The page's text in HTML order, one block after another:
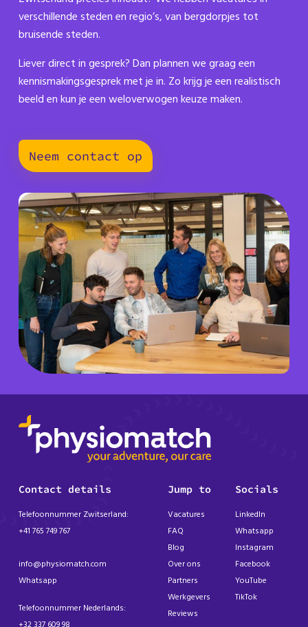
verschillende steden en regio’s, van bergdorpjes tot
bruisende steden.
Liever direct in gesprek? Dan plannen we graag een
kennismakingsgesprek met je in. Zo krijg je een realistisch
beeld en kun je een weloverwogen keuze maken.
Neem contact op
Contact details
Telefoonnummer Zwitserland:
+41 765 749 767
info@physiomatch.com
Whatsapp
Telefoonnummer Nederlands:
+32 337 609 98
Jump to
Vacatures
FAQ
Blog
Over ons
Partners
Werkgevers
Reviews
Socials
LinkedIn
Whatsapp
Instagram
Facebook
YouTube
TikTok